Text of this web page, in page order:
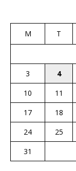
M T
3
4
10
11
17
18
24
25
31